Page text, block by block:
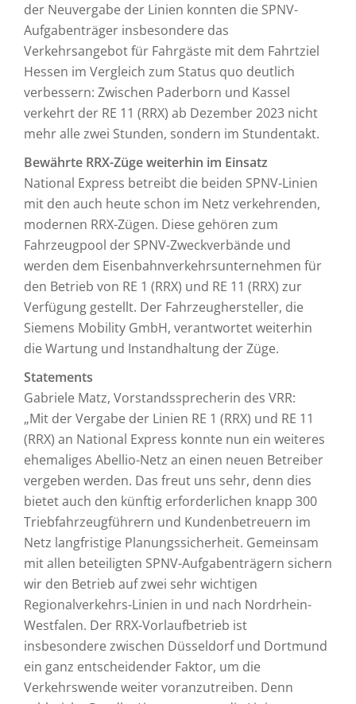
der Neuvergabe der Linien konnten die SPNV-
Aufgabenträger insbesondere das
Verkehrsangebot für Fahrgäste mit dem Fahrtziel
Hessen im Vergleich zum Status quo deutlich
verbessern: Zwischen Paderborn und Kassel
verkehrt der RE 11 (RRX) ab Dezember 2023 nicht
mehr alle zwei Stunden, sondern im Stundentakt.
Bewährte RRX-Züge weiterhin im Einsatz
National Express betreibt die beiden SPNV-Linien
mit den auch heute schon im Netz verkehrenden,
modernen RRX-Zügen. Diese gehören zum
Fahrzeugpool der SPNV-Zweckverbände und
werden dem Eisenbahnverkehrsunternehmen für
den Betrieb von RE 1 (RRX) und RE 11 (RRX) zur
Verfügung gestellt. Der Fahrzeughersteller, die
Siemens Mobility GmbH, verantwortet weiterhin
die Wartung und Instandhaltung der Züge.
Statements
Gabriele Matz, Vorstandssprecherin des VRR:
„Mit der Vergabe der Linien RE 1 (RRX) und RE 11
(RRX) an National Express konnte nun ein weiteres
ehemaliges Abellio-Netz an einen neuen Betreiber
vergeben werden. Das freut uns sehr, denn dies
bietet auch den künftig erforderlichen knapp 300
Triebfahrzeugführern und Kundenbetreuern im
Netz langfristige Planungssicherheit. Gemeinsam
mit allen beteiligten SPNV-Aufgabenträgern sichern
wir den Betrieb auf zwei sehr wichtigen
Regionalverkehrs-Linien in und nach Nordrhein-
Westfalen. Der RRX-Vorlaufbetrieb ist
insbesondere zwischen Düsseldorf und Dortmund
ein ganz entscheidender Faktor, um die
Verkehrswende weiter voranzutreiben. Denn